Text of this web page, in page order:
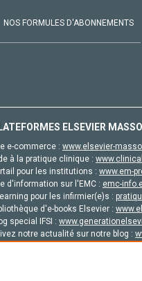
NOS FORMULES D'ABONNEMENTS
ELSEVIER
e-commerce : www.elsevier-
à la pratique clinique :
pour les institutions : www.em-
d'information sur l'EMC : emc-
pour les infirmier(e)s :
d'e-books Elsevier :
special IFSI :
notre actualité sur notre blog :